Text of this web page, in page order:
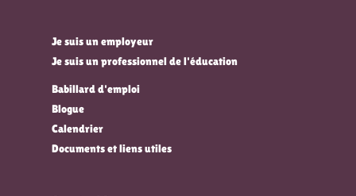
Je suis un employeur
Je suis un professionnel de l'éducation
Babillard d'emploi
Blogue
Calendrier
Documents et liens utiles